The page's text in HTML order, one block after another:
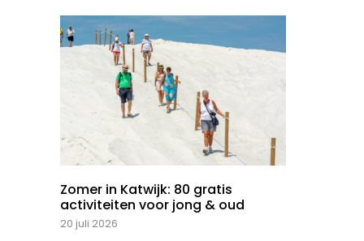
Zomer in Katwijk: 80 gratis
activiteiten voor jong & oud
20 juli 2026